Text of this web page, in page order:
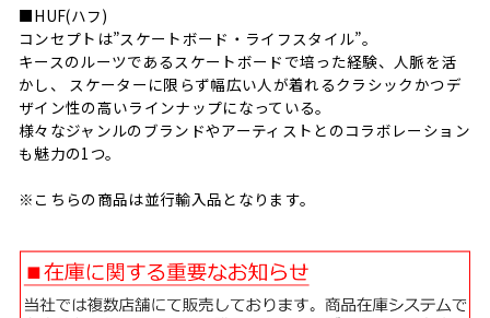
■HUF(ハフ)
コンセプトは”スケートボード・ライフスタイル”。
キースのルーツであるスケートボードで培った経験、人脈を活
かし、 スケーターに限らず幅広い人が着れるクラシックかつデ
ザイン性の高いラインナップになっている。
様々なジャンルのブランドやアーティストとのコラボレーション
も魅力の1つ。
※こちらの商品は並行輸入品となります。